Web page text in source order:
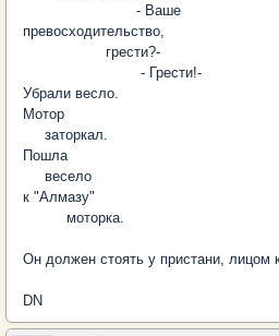
- Ваше
превосходительство,
грести?-
- Грести!-
Убрали весло.
Мотор
заторкал.
Пошла
весело
к "Алмазу"
моторка.
Он должен стоять у пристани, лицом
DN